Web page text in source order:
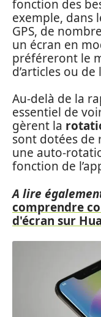
fonction des
exemple, dans
GPS, de
un écran en
préféreront le
d’articles ou de
Au-delà de la
essentiel de
gèrent la
sont dotées de
une auto-
fonction de
A lire
comprendre
d'écran sur